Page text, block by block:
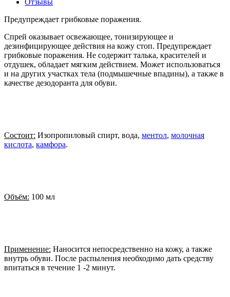
Предупреждает грибковые поражения.
Спрей оказывает освежающее, тонизирующее и
дезинфицирующее действия на кожу стоп. Предупреждает
грибковые поражения. Не содержит талька, красителей и
отдушек, обладает мягким действием. Может использоваться
и на других участках тела (подмышечные впадины), а также в
качестве дезодоранта для обуви.
Состоит: Изопропиловый спирт, вода, ментол, молочная
кислота, камфора.
Объём: 100 мл
Применение: Наносится непосредственно на кожу, а также
внутрь обуви. После распыления необходимо дать средству
впитаться в течение 1 -2 минут.